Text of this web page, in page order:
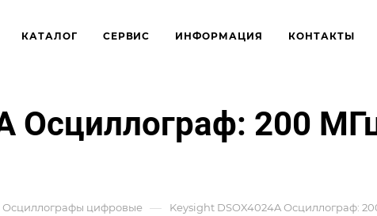
КАТАЛОГ СЕРВИС ИНФОРМАЦИЯ КОНТАКТЫ
Осциллограф: 200
Осциллографы цифровые — Keysight DSOX4024A Осциллограф: